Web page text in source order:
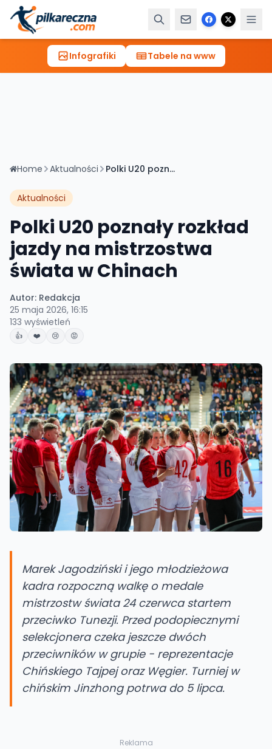
Infografiki Tabele na www
Home Aktualności Polki U20 poznały rozkład jazdy na mistrzostwa świata w Chinach
Aktualności
Polki U20 poznały rozkład
jazdy na mistrzostwa
świata w Chinach
Autor: Redakcja
25 maja 2026, 16:15
133 wyświetleń
👍 ❤️ 😢 😡
Marek Jagodziński i jego młodzieżowa
kadra rozpoczną walkę o medale
mistrzostw świata 24 czerwca startem
przeciwko Tunezji. Przed podopiecznymi
selekcjonera czeka jeszcze dwóch
przeciwników w grupie - reprezentacje
Chińskiego Tajpej oraz Węgier. Turniej w
chińskim Jinzhong potrwa do 5 lipca.
Reklama